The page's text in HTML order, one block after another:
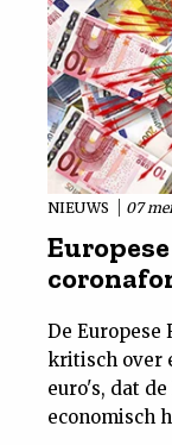
NIEUWS 07
De Europese
kritisch over
euro's, dat
economisch